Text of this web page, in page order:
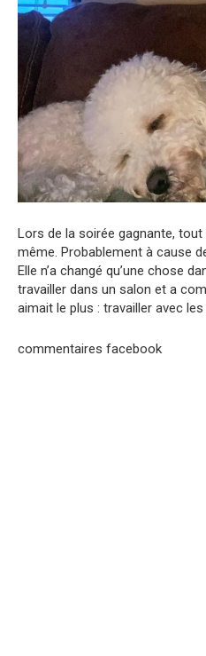
Lors de la soirée gagnante,
même. Probablement à cause
Elle n’a changé qu’une chose
travailler dans un salon et a
aimait le plus : travailler avec les
commentaires facebook